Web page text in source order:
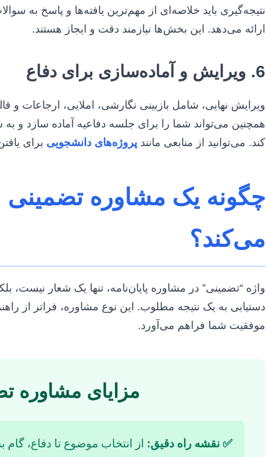
نتیجه‌گیری باید خلاصه‌ای از مهم‌ترین یافته‌ها و پاسخ به
ارائه می‌دهد. این بخش‌ها نیازمند دقت و ایجاز هستند.
6. ویرایش و آماده‌سازی برای دفاع
ویرایش نهایی، شامل بازبینی نگارشی، املایی، ارجاعات
همچنین می‌تواند شما را برای جلسه دفاعیه آماده سازد
کند. می‌توانید از منابعی مانند پروژه‌های دانشجویی برای
چگونه یک مشاوره
می‌کند؟
واژه “تضمینی” در مشاوره پایان‌نامه، تنها یک شعار نیست،
دستیابی به یک نتیجه مطلوب. این نوع مشاوره، فراتر از
موفقیت شما فراهم می‌آورد.
مزایای مشاوره
✅ نقشه راه دقیق: از انتخاب موضوع تا دفاع، گام